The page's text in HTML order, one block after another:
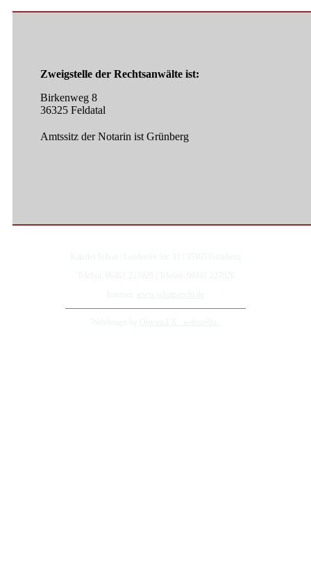
Zweigstelle der Rechtsanwälte ist:
Birkenweg 8
36325 Feldatal
Amtssitz der Notarin ist Grünberg